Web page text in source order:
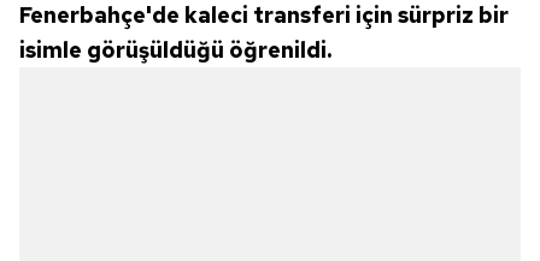
Fenerbahçe'de kaleci transferi için sürpriz bir
isimle görüşüldüğü öğrenildi.